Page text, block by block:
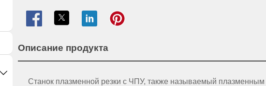


Описание продукта
Станок плазменной резки с ЧПУ, также называемый